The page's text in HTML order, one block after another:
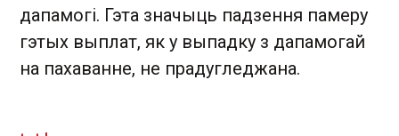
дапамогі. Гэта значыць падзення памеру
гэтых выплат, як у выпадку з дапамогай
на пахаванне, не прадугледжана.